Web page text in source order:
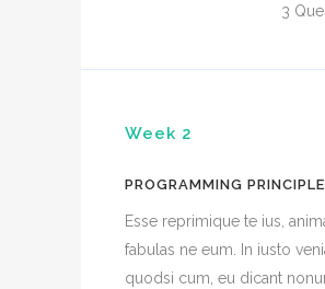
3
Week 2
PROGRAMMING
Esse reprimique te ius,
fabulas ne eum. In iusto
quodsi cum, eu dicant